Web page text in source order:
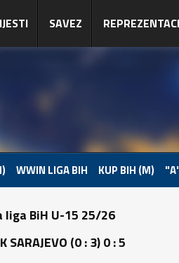
SAVEZ
WWIN LIGA BIH KUP BIH (M)
BiH U-15 25/26
SARAJEVO (0 : 3) 0 : 5